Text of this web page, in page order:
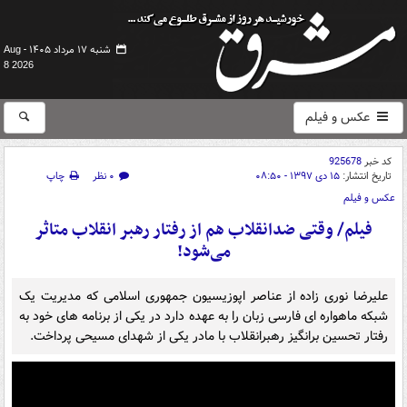
شنبه ۱۷ مرداد ۱۴۰۵ -
Aug
8 2026
عکس و فیلم
کد خبر925678
تاریخ انتشار: ۱۵ دی ۱۳۹۷ - ۰۸:۵۰ ۰ نظر
چاپ
عکس و فیلم
فیلم/ وقتی ضدانقلاب هم از رفتار رهبر انقلاب متاثر
می‌شود!
علیرضا نوری زاده از عناصر اپوزیسیون جمهوری اسلامی که مدیریت یک
شبکه ماهواره ای فارسی زبان را به عهده دارد در یکی از برنامه های خود به
رفتار تحسین برانگیز رهبرانقلاب با مادر یکی از شهدای مسیحی پرداخت.